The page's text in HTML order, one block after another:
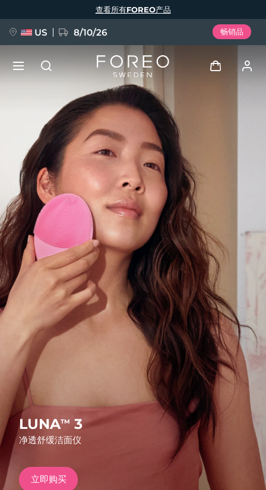
LUNATM 3
净透舒缓洁面仪
立即购买
查看所有FOREO产品
US 8/10/26 畅销品
我的地址
我的订阅
FAQ™ Pure Beauty-Tech Elixir
BREAKING NEWS
issa™ Teeth Whitening Set
FAQ™ Dual LED Panel
热门产品
特别优惠 畅销产品
English Deutsch
Español
Français
Italiano
Português
Polski
Svenska
Русский
Türkçe
简体中文 繁體中文
发货国家
预计送达日期10/08/2026
英国 预计送达日期 09/08/2026
西班牙 预计送达日期09/08/2026
澳大利亚 预计送达日期 12/08/2026
法国 预计送达日期 09/08/2026
德国 预计送达日期
加拿大 预计送达日期13/08/2026